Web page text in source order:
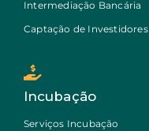
Intermediação Bancária
Captação de Investidores
Incubação
Serviços Incubação